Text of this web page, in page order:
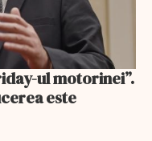
ul motorinei”.
este